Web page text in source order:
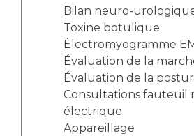
Bilan neuro-
Toxine botulique
Électromyogramme
Évaluation de la
Évaluation de la
Consultations fauteuil
électrique
Appareillage